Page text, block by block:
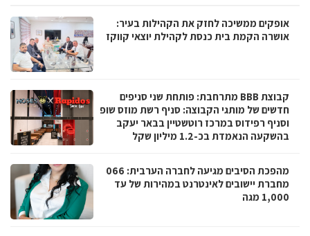
אופקים ממשיכה לחזק את הקהילות בעיר:
אושרה הקמת בית כנסת לקהילת יוצאי קווקז
קבוצת BBB מתרחבת: פותחת שני סניפים
חדשים של מותגי הקבוצה: סניף רשת מוזס שופ
וסניף רפידוס במרכז רוטשטיין בבאר יעקב
בהשקעה הנאמדת בכ-1.2 מיליון שקל
מהפכת הסיבים מגיעה לחברה הערבית: 066
מחברת יישובים לאינטרנט במהירות של עד
1,000 מגה